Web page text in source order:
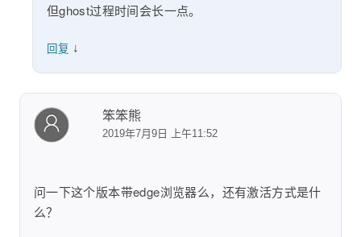
但ghost过程时间会长一点。
回复 ↓
笨笨熊
2019年7月9日 上午11:52
问一下这个版本带edge浏览器么，还有激活方式是什
么？